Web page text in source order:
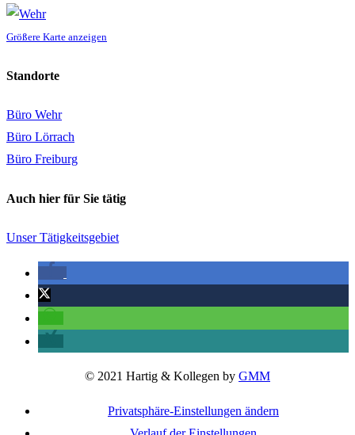
Größere Karte anzeigen
Standorte
Büro Wehr
Büro Lörrach
Büro Freiburg
Auch hier für Sie tätig
Unser Tätigkeitsgebiet
© 2021 Hartig & Kollegen by GMM
Privatsphäre-Einstellungen ändern